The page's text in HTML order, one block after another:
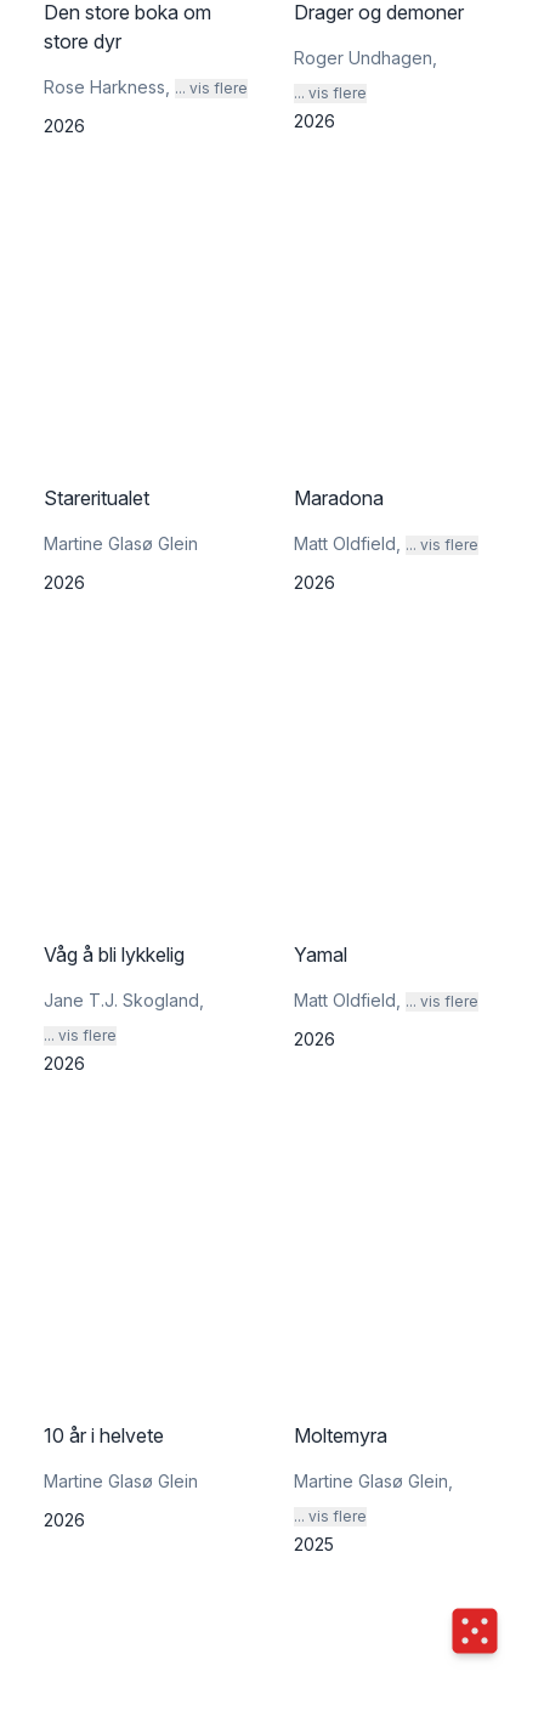
Den store boka om
store dyr
Rose Harkness ... vis flere
2026
Drager og demoner
Roger Undhagen
... vis flere
2026
Stareritualet
Martine Glasø Glein
2026
Maradona
Matt Oldfield ... vis flere
2026
Våg å bli lykkelig
Jane T.J. Skogland
... vis flere
2026
Yamal
Matt Oldfield ... vis flere
2026
10 år i helvete
Martine Glasø Glein
2026
Moltemyra
Martine Glasø Glein
... vis flere
2025